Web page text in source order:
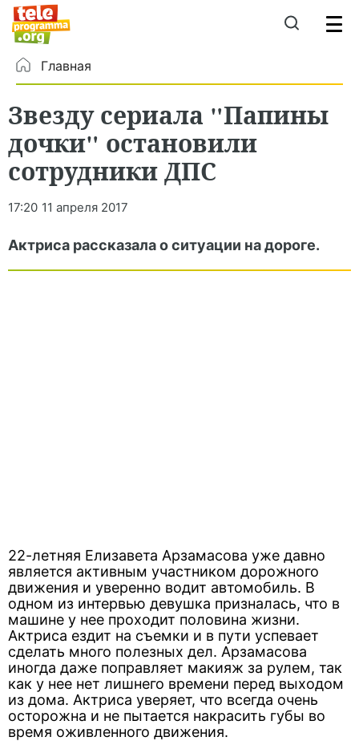
Главная
Звезду сериала "Папины
дочки" остановили
сотрудники ДПС
17:20 11 апреля 2017
Актриса рассказала о ситуации на дороге.
22-летняя Елизавета Арзамасова уже давно
является активным участником дорожного
движения и уверенно водит автомобиль. В
одном из интервью девушка призналась, что в
машине у нее проходит половина жизни.
Актриса ездит на съемки и в пути успевает
сделать много полезных дел. Арзамасова
иногда даже поправляет макияж за рулем, так
как у нее нет лишнего времени перед выходом
из дома. Актриса уверяет, что всегда очень
осторожна и не пытается накрасить губы во
время оживленного движения.